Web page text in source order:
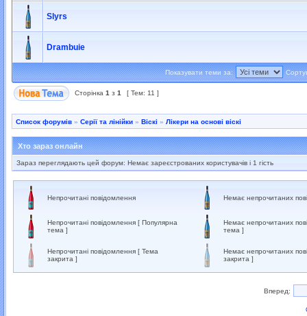
Slyrs
Drambuie
Показувати теми за:
Сторінка 1 з 1 [ Тем: 11 ]
Список форумів » Серії та лінійки » Віскі » Лікери на основі віскі
Хто зараз онлайн
Зараз переглядають цей форум: Немає зареєстрованих користувачів і 1 гість
Непрочитані повідомлення Немає непрочитаних
Непрочитані повідомлення [ Популярна
тема ]
Немає непрочитаних
тема ]
Непрочитані повідомлення [ Тема
закрита ]
Немає непрочитаних
закрита ]
Вперед: